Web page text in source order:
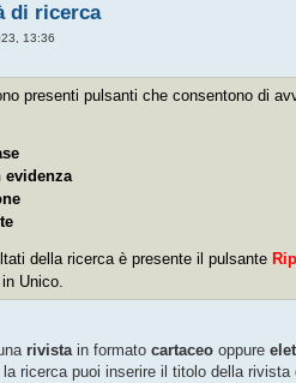
di ricerca
13:36
presenti pulsanti che consentono di
della ricerca è presente il pulsante
Unico.
rivistain formato cartaceo oppure
ricerca puoi inserire il titolo della rivista